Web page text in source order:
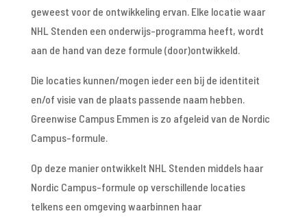
geweest voor de ontwikkeling ervan. Elke locatie waar
NHL Stenden een onderwijs-programma heeft, wordt
aan de hand van deze formule (door)ontwikkeld.
Die locaties kunnen/mogen ieder een bij de identiteit
en/of visie van de plaats passende naam hebben.
Greenwise Campus Emmen is zo afgeleid van de Nordic
Campus-formule.
Op deze manier ontwikkelt NHL Stenden middels haar
Nordic Campus-formule op verschillende locaties
telkens een omgeving waarbinnen haar